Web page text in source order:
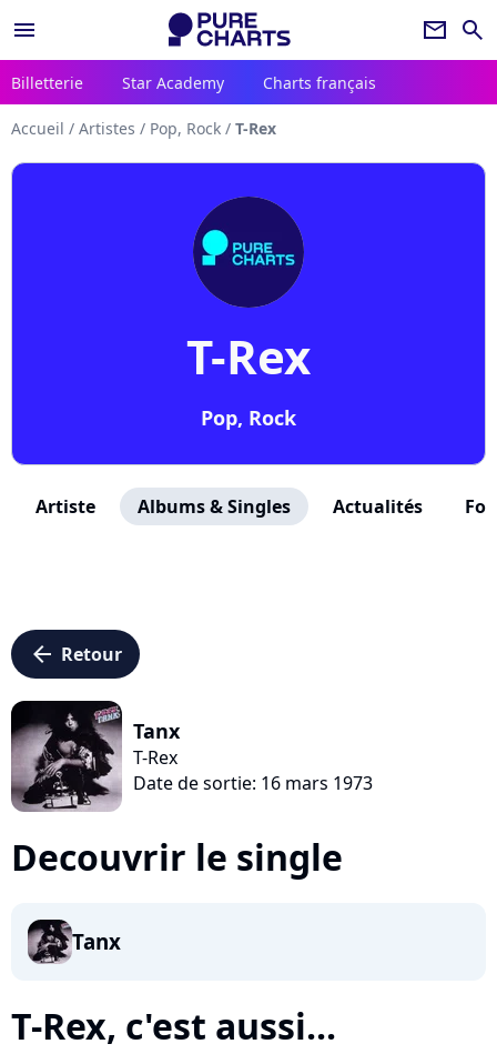
menu newsletter search
Billetterie Star Academy Charts français
Accueil / Artistes / Pop, Rock / T-Rex
T-Rex
Pop, Rock
Artiste Albums & Singles Actualités
arrow_left Retour
Tanx
T-Rex
Date de sortie: 16 mars 1973
Decouvrir le single
Tanx
T-Rex, c'est aussi...